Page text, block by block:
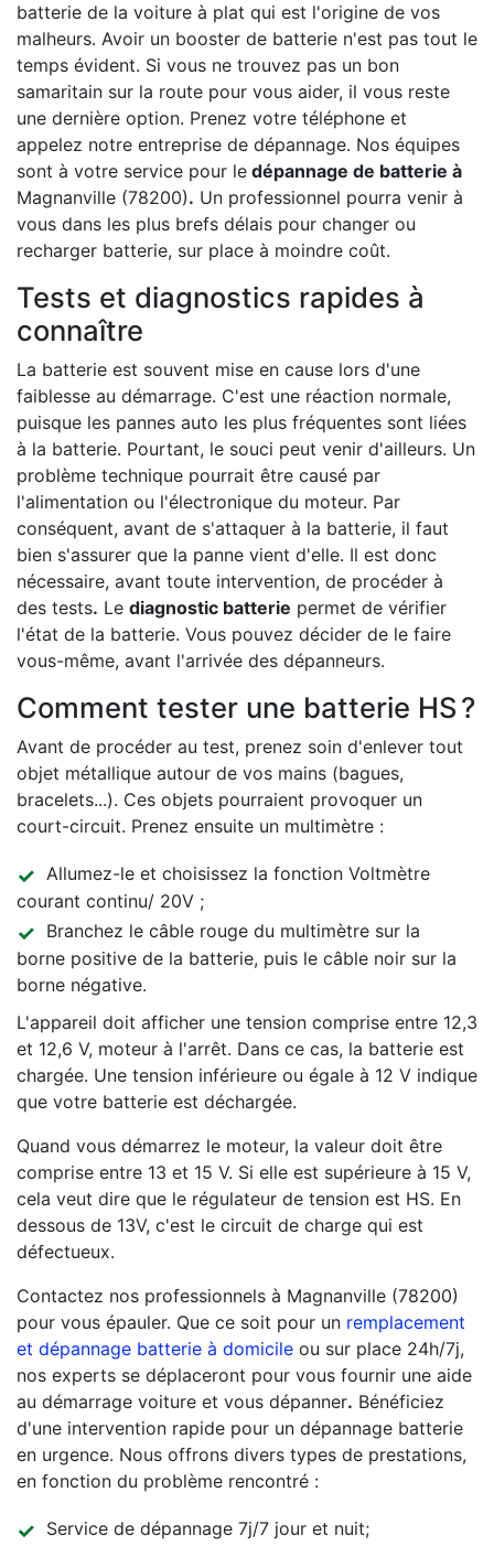
batterie de la voiture à plat qui est l'origine de vos
malheurs. Avoir un booster de batterie n'est pas tout le
temps évident. Si vous ne trouvez pas un bon
samaritain sur la route pour vous aider, il vous reste
une dernière option. Prenez votre téléphone et
appelez notre entreprise de dépannage. Nos équipes
sont à votre service pour le dépannage de batterie à
Magnanville (78200). Un professionnel pourra venir à
vous dans les plus brefs délais pour changer ou
recharger batterie, sur place à moindre coût.
Tests et diagnostics rapides à
connaître
La batterie est souvent mise en cause lors d'une
faiblesse au démarrage. C'est une réaction normale,
puisque les pannes auto les plus fréquentes sont liées
à la batterie. Pourtant, le souci peut venir d'ailleurs. Un
problème technique pourrait être causé par
l'alimentation ou l'électronique du moteur. Par
conséquent, avant de s'attaquer à la batterie, il faut
bien s'assurer que la panne vient d'elle. Il est donc
nécessaire, avant toute intervention, de procéder à
des tests. Le diagnostic batterie permet de vérifier
l'état de la batterie. Vous pouvez décider de le faire
vous-même, avant l'arrivée des dépanneurs.
Comment tester une batterie HS ?
Avant de procéder au test, prenez soin d'enlever tout
objet métallique autour de vos mains (bagues,
bracelets...). Ces objets pourraient provoquer un
court-circuit. Prenez ensuite un multimètre :
Allumez-le et choisissez la fonction Voltmètre
courant continu/ 20V ;
Branchez le câble rouge du multimètre sur la
borne positive de la batterie, puis le câble noir sur la
borne négative.
L'appareil doit afficher une tension comprise entre 12,3
et 12,6 V, moteur à l'arrêt. Dans ce cas, la batterie est
chargée. Une tension inférieure ou égale à 12 V indique
que votre batterie est déchargée.
Quand vous démarrez le moteur, la valeur doit être
comprise entre 13 et 15 V. Si elle est supérieure à 15 V,
cela veut dire que le régulateur de tension est HS. En
dessous de 13V, c'est le circuit de charge qui est
défectueux.
Contactez nos professionnels à Magnanville (78200)
pour vous épauler. Que ce soit pour un remplacement
et dépannage batterie à domicile ou sur place 24h/7j,
nos experts se déplaceront pour vous fournir une aide
au démarrage voiture et vous dépanner. Bénéficiez
d'une intervention rapide pour un dépannage batterie
en urgence. Nous offrons divers types de prestations,
en fonction du problème rencontré :
Service de dépannage 7j/7 jour et nuit;